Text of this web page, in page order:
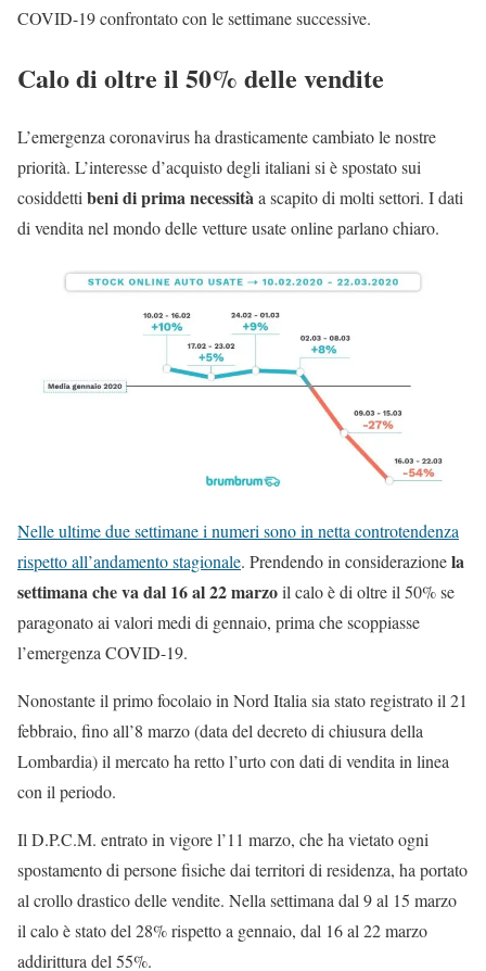
COVID-19 confrontato con le settimane successive.
Calo di oltre il 50% delle vendite
L’emergenza coronavirus ha drasticamente cambiato le nostre
priorità. L’interesse d’acquisto degli italiani si è spostato sui
cosiddettibeni di prima necessitàa scapito di molti settori. I dati
di vendita nel mondo delle vetture usate online parlano chiaro.
Nelle ultime due settimane i numeri sono in netta controtendenza
rispetto all’andamento stagionale. Prendendo in considerazionela
settimana che va dal 16 al 22 marzoil calo è di oltre il 50% se
paragonato ai valori medi di gennaio, prima che scoppiasse
l’emergenza COVID-19.
Nonostante il primo focolaio in Nord Italia sia stato registrato il 21
febbraio, fino all’8 marzo (data del decreto di chiusura della
Lombardia) il mercato ha retto l’urto con dati di vendita in linea
con il periodo.
Il D.P.C.M. entrato in vigore l’11 marzo, che ha vietato ogni
spostamento di persone fisiche dai territori di residenza, ha portato
al crollo drastico delle vendite. Nella settimana dal 9 al 15 marzo
il calo è stato del 28% rispetto a gennaio, dal 16 al 22 marzo
addirittura del 55%.